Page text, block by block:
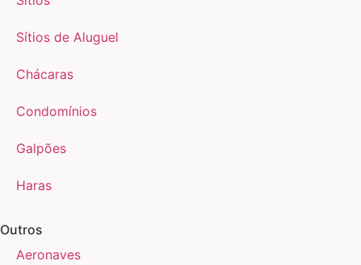
Sítios de Aluguel
Chácaras
Condomínios
Galpões
Haras
Outros
Aeronaves